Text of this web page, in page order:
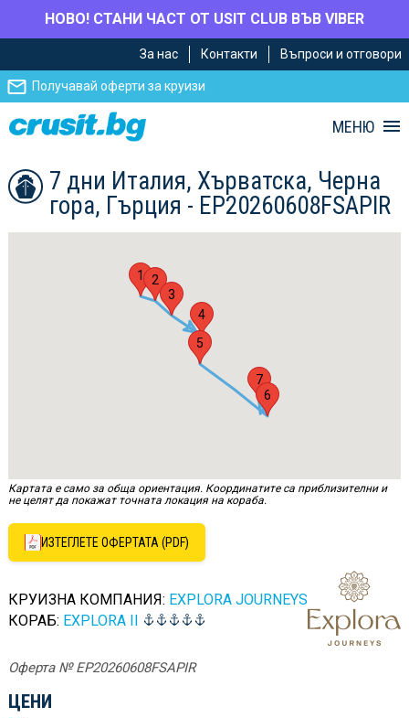
НОВО! СТАНИ ЧАСТ ОТ USIT CLUB ВЪВ VIBER
главното
съдържание
Навигацията
За нас Контакти Въпроси и отговори
Получавай оферти за круизи
МЕНЮ
7 дни Италия, Хърватска, Черна
гора, Гърция - EP20260608FSAPIR
1 2
3
4
5
6
7
Картата е само за обща ориентация. Координатите са приблизителни и
не целят да покажат точната локация на кораба.
ИЗТЕГЛЕТЕ ОФЕРТАТА (PDF)
КРУИЗНА КОМПАНИЯ: EXPLORA JOURNEYS
КОРАБ: EXPLORA II
Оферта № EP20260608FSAPIR
ЦЕНИ